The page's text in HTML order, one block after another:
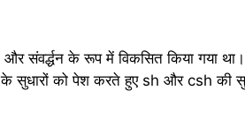
के रूप में विकसित किया गया
सुधारों को पेश करते हुए sh और csh की